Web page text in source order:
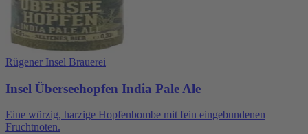
Rügener Insel Brauerei
Insel Überseehopfen India Pale Ale
Eine würzig, harzige Hopfenbombe mit fein eingebundenen
Fruchtnoten.